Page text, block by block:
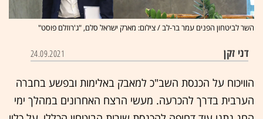
השר לביטחון הפנים עמר בר-לב / צילום: מארק ישראל סלם, "ג'רוזלם פוסט"
דני זקן 24.09.2021
הוויכוח על הכנסת השב"כ למאבק באלימות ובפשע בחברה
הערבית בדרך להכרעה. מעשי הרצח האחרונים במהלך ימי